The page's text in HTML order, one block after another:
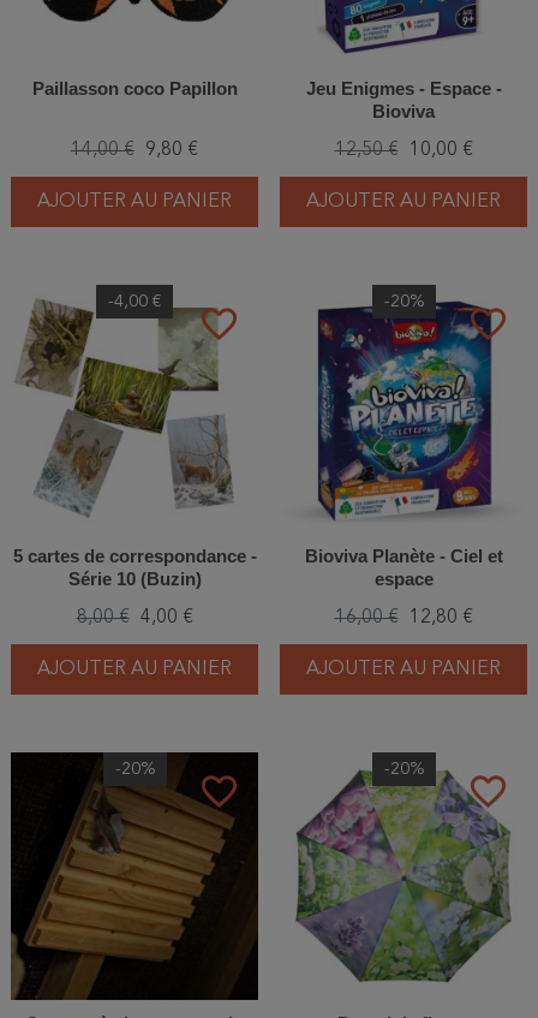
Paillasson coco Papillon
14,00 € 9,80 €
AJOUTER AU PANIER
Jeu Enigmes - Espace -
Bioviva
12,50 € 10,00 €
AJOUTER AU PANIER
favorite_border
-4,00 €
5 cartes de correspondance -
Série 10 (Buzin)
8,00 € 4,00 €
AJOUTER AU PANIER
favorite_border
-20%
Bioviva Planète - Ciel et
espace
16,00 € 12,80 €
AJOUTER AU PANIER
favorite_border
-20%
favorite_border
-20%